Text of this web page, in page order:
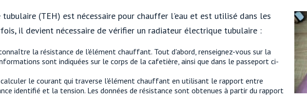
(TEH) est nécessaire pour chauffer l'eau et est utilisé dans les
il devient nécessaire de vérifier un radiateur électrique tubulaire :
la résistance de l'élément chauffant. Tout d'abord, renseignez-vous sur la
sont indiquées sur le corps de la cafetière, ainsi que dans le passeport ci-
calculer le courant qui traverse l'élément chauffant en utilisant le rapport entre
identifié et la tension. Les données de résistance sont obtenues à partir du rapport